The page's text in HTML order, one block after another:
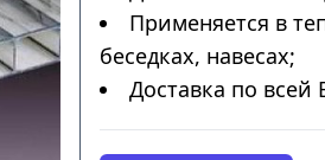
Применяется в
беседках, навесах;
Доставка по всей